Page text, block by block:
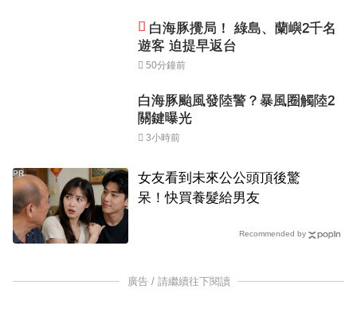
白海豚攪局！ 綠島、蘭嶼2千名
遊客 迫提早返台
50分鐘前
白海豚颱風發陸警？暴風圈觸陸2
關鍵曝光
3小時前
女友看到未來公公頭頂後驚
呆！快買養髮給男友
PR
Recommended by
廣告 / 請繼續往下閱讀